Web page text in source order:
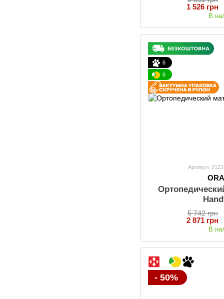
1 526 грн
В
6
6
Артикул:
5 742 грн
2 871 грн
В
- 50%